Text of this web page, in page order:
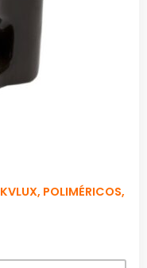
KVLUX, POLIMÉRICOS,